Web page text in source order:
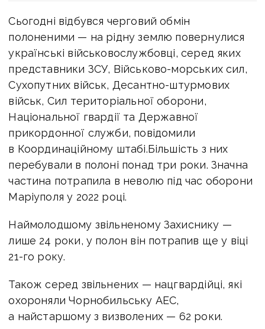
Сьогодні відбувся черговий обмін
полоненими — на рідну землю повернулися
українські військовослужбовці, серед яких
представники ЗСУ, Військово-морських сил,
Сухопутних військ, Десантно-штурмових
військ, Сил територіальної оборони,
Національної гвардії та Державної
прикордонної служби, повідомили
в Координаційному штабі.Більшість з них
перебували в полоні понад три роки. Значна
частина потрапила в неволю під час оборони
Маріуполя у 2022 році.
Наймолодшому звільненому Захиснику —
лише 24 роки, у полон він потрапив ще у віці
21-го року.
Також серед звільнених — нацгвардійці, які
охороняли Чорнобильську АЕС,
а найстаршому з визволених — 62 роки.